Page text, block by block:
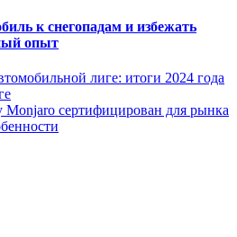
к снегопадам и избежать
опыт
лиге: итоги 2024 года
сертифицирован для рынка